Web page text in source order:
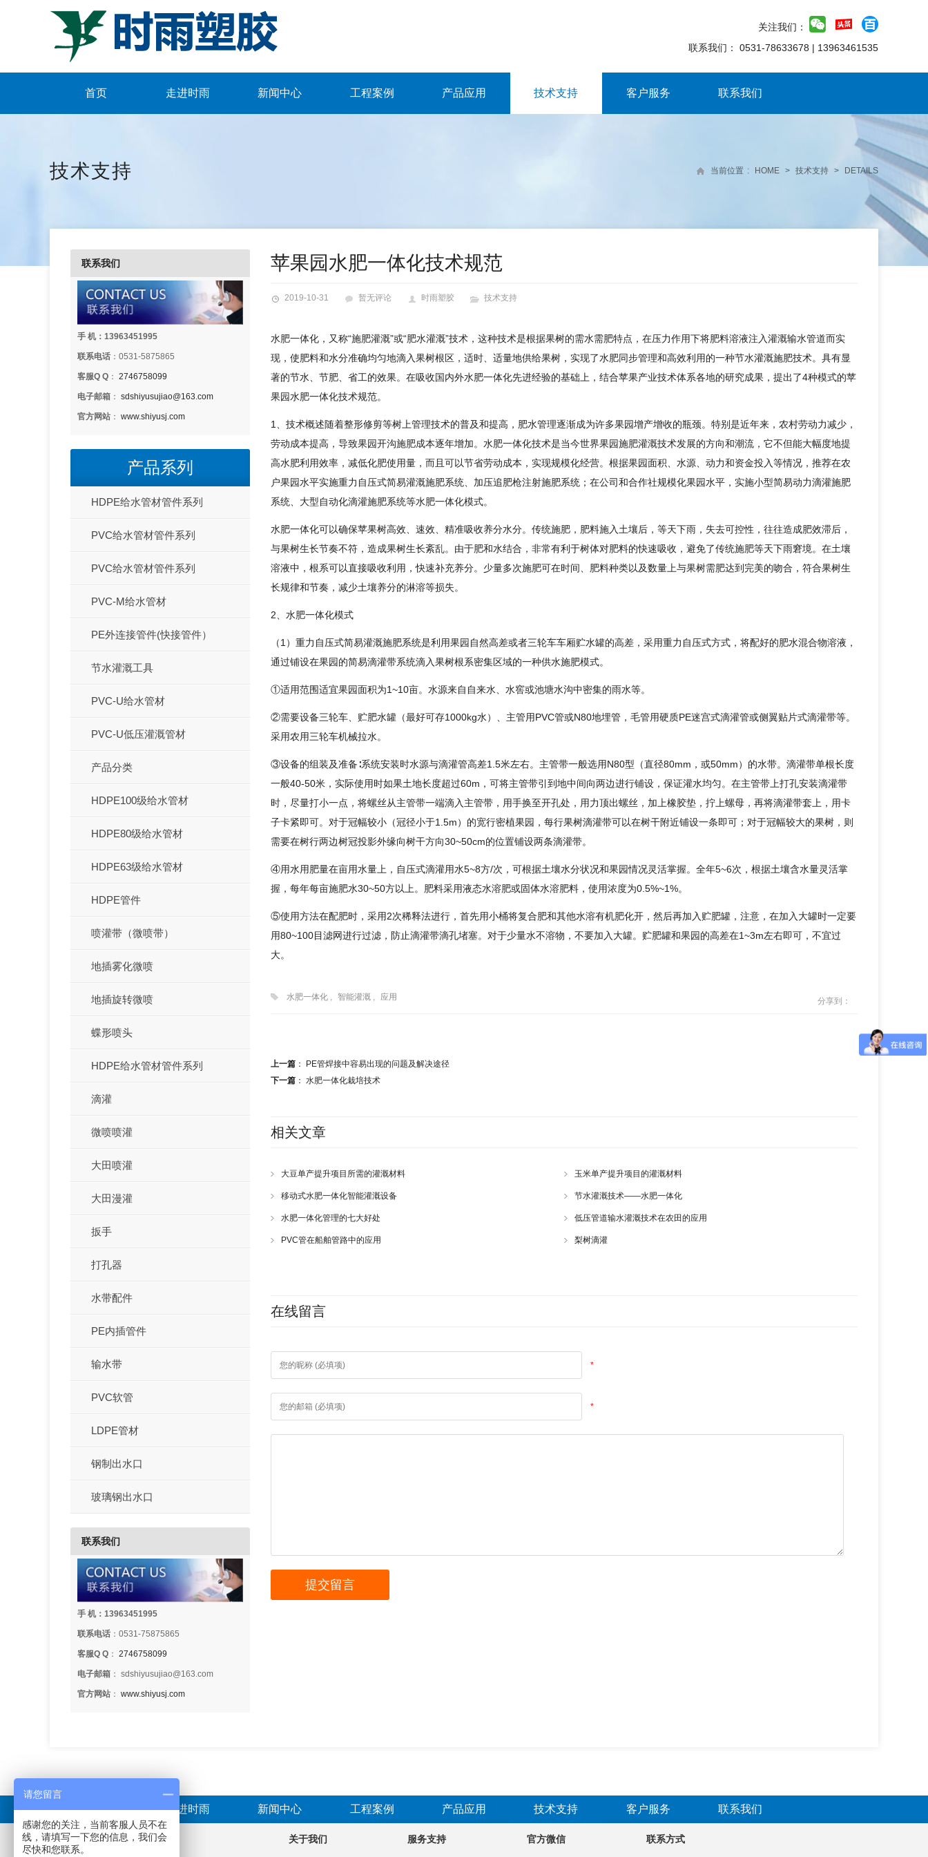
关注我们：
联系我们：
0531-78633678 | 13963461535
首页 走进时雨 新闻中心 工程案例 产品应用 技术支持 客户服务 联系我们
技术支持 当前位置 : HOME > 技术支持 > DETAILS
苹果园水肥一体化技术规范
2019-10-31 暂无评论 时雨塑胶 技术支持
水肥一体化，又称“施肥灌溉”或“肥水灌溉”技术，这种技术是根据果树的需水需肥特点，在压力作用下将肥料溶液注入灌溉输水管道而实
现，使肥料和水分准确均匀地滴入果树根区，适时、适量地供给果树，实现了水肥同步管理和高效利用的一种节水灌溉施肥技术。具有显
著的节水、节肥、省工的效果。在吸收国内外水肥一体化先进经验的基础上，结合苹果产业技术体系各地的研究成果，提出了4种模式的苹
果园水肥一体化技术规范。
1、技术概述随着整形修剪等树上管理技术的普及和提高，肥水管理逐渐成为许多果园增产增收的瓶颈。特别是近年来，农村劳动力减少，
劳动成本提高，导致果园开沟施肥成本逐年增加。水肥一体化技术是当今世界果园施肥灌溉技术发展的方向和潮流，它不但能大幅度地提
高水肥利用效率，减低化肥使用量，而且可以节省劳动成本，实现规模化经营。根据果园面积、水源、动力和资金投入等情况，推荐在农
户果园水平实施重力自压式简易灌溉施肥系统、加压追肥枪注射施肥系统；在公司和合作社规模化果园水平，实施小型简易动力滴灌施肥
系统、大型自动化滴灌施肥系统等水肥一体化模式。
水肥一体化可以确保苹果树高效、速效、精准吸收养分水分。传统施肥，肥料施入土壤后，等天下雨，失去可控性，往往造成肥效滞后，
与果树生长节奏不符，造成果树生长紊乱。由于肥和水结合，非常有利于树体对肥料的快速吸收，避免了传统施肥等天下雨窘境。在土壤
溶液中，根系可以直接吸收利用，快速补充养分。少量多次施肥可在时间、肥料种类以及数量上与果树需肥达到完美的吻合，符合果树生
长规律和节奏，减少土壤养分的淋溶等损失。
2、水肥一体化模式
（1）重力自压式简易灌溉施肥系统是利用果园自然高差或者三轮车车厢贮水罐的高差，采用重力自压式方式，将配好的肥水混合物溶液，
通过铺设在果园的简易滴灌带系统滴入果树根系密集区域的一种供水施肥模式。
①适用范围适宜果园面积为1~10亩。水源来自自来水、水窖或池塘水沟中密集的雨水等。
②需要设备三轮车、贮肥水罐（最好可存1000kg水）、主管用PVC管或N80地埋管，毛管用硬质PE迷宫式滴灌管或侧翼贴片式滴灌带等。
采用农用三轮车机械拉水。
③设备的组装及准备∶系统安装时水源与滴灌管高差1.5米左右。主管带一般选用N80型（直径80mm，或50mm）的水带。滴灌带单根长度
一般40-50米，实际使用时如果土地长度超过60m，可将主管带引到地中间向两边进行铺设，保证灌水均匀。在主管带上打孔安装滴灌带
时，尽量打小一点，将螺丝从主管带一端滴入主管带，用手换至开孔处，用力顶出螺丝，加上橡胶垫，拧上螺母，再将滴灌带套上，用卡
子卡紧即可。对于冠幅较小（冠径小于1.5m）的宽行密植果园，每行果树滴灌带可以在树干附近铺设一条即可；对于冠幅较大的果树，则
需要在树行两边树冠投影外缘向树干方向30~50cm的位置铺设两条滴灌带。
④用水用肥量在亩用水量上，自压式滴灌用水5~8方/次，可根据土壤水分状况和果园情况灵活掌握。全年5~6次，根据土壤含水量灵活掌
握，每年每亩施肥水30~50方以上。肥料采用液态水溶肥或固体水溶肥料，使用浓度为0.5%~1%。
⑤使用方法在配肥时，采用2次稀释法进行，首先用小桶将复合肥和其他水溶有机肥化开，然后再加入贮肥罐，注意，在加入大罐时一定要
用80~100目滤网进行过滤，防止滴灌带滴孔堵塞。对于少量水不溶物，不要加入大罐。贮肥罐和果园的高差在1~3m左右即可，不宜过
大。
水肥一体化 , 智能灌溉 , 应用 分享到：
上一篇 ：
PE管焊接中容易出现的问题及解决途径
下一篇 ： 水肥一体化栽培技术
相关文章
大豆单产提升项目所需的灌溉材料 玉米单产提升项目的灌溉材料
移动式水肥一体化智能灌溉设备 节水灌溉技术——水肥一体化
水肥一体化管理的七大好处 低压管道输水灌溉技术在农田的应用
PVC管在船舶管路中的应用 梨树滴灌
在线留言
*
*
联系我们
手 机：13963451995
联系电话 ：0531-5875865
客服Q Q ： 2746758099
电子邮箱 ： sdshiyusujiao@163.com
官方网站 ： www.shiyusj.com
产品系列
HDPE给水管材管件系列
PVC给水管材管件系列
PVC给水管材管件系列
PVC-M给水管材
PE外连接管件(快接管件）
节水灌溉工具
PVC-U给水管材
PVC-U低压灌溉管材
产品分类
HDPE100级给水管材
HDPE80级给水管材
HDPE63级给水管材
HDPE管件
喷灌带（微喷带）
地插雾化微喷
地插旋转微喷
蝶形喷头
HDPE给水管材管件系列
滴灌
微喷喷灌
大田喷灌
大田漫灌
扳手
打孔器
水带配件
PE内插管件
输水带
PVC软管
LDPE管材
钢制出水口
玻璃钢出水口
联系我们
手 机：13963451995
联系电话 ：0531-75875865
客服Q Q ： 2746758099
电子邮箱 ： sdshiyusujiao@163.com
官方网站 ： www.shiyusj.com
首页 走进时雨 新闻中心 工程案例 产品应用 技术支持 客户服务 联系我们
产品分类 关于我们 服务支持 官方微信 联系方式
请您留言
感谢您的关注，当前客服人员不在
线，请填写一下您的信息，我们会
尽快和您联系。